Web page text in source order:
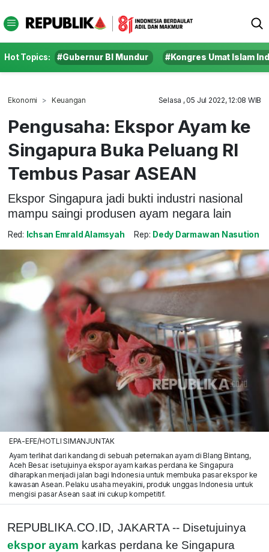
Hot Topics: #Gubernur BI Mundur #Kongres Umat Islam
Ekonomi Keuangan Selasa , 05 Jul 2022, 12:08 WIB
Pengusaha: Ekspor Ayam ke
Singapura Buka Peluang RI
Tembus Pasar ASEAN
Ekspor Singapura jadi bukti industri nasional
mampu saingi produsen ayam negara lain
Red: Ichsan Emrald Alamsyah Rep: Dedy Darmawan Nasution
EPA-EFE/HOTLI SIMANJUNTAK
Ayam terlihat dari kandang di sebuah peternakan ayam di Blang Bintang,
Aceh Besar. isetujuinya ekspor ayam karkas perdana ke Singapura
diharapkan menjadi jalan bagi Indonesia untuk membuka pasar ekspor ke
kawasan Asean. Pelaku usaha meyakini, produk unggas Indonesia untuk
mengisi pasar Asean saat ini cukup kompetitif.
REPUBLIKA.CO.ID, JAKARTA -- Disetujuinya
ekspor ayam karkas perdana ke Singapura